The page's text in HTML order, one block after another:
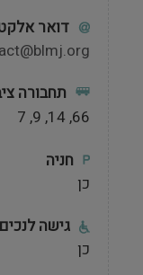
דואר
תחבורה
66, 14, 9, 7
חניה
כן
גישה לנכים
כן